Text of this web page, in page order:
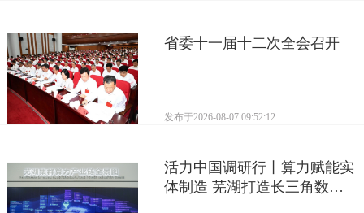
省委十一届十二次全会召开
发布于2026-08-07 09:52:12
活力中国调研行丨算力赋能实
体制造 芜湖打造长三角数字